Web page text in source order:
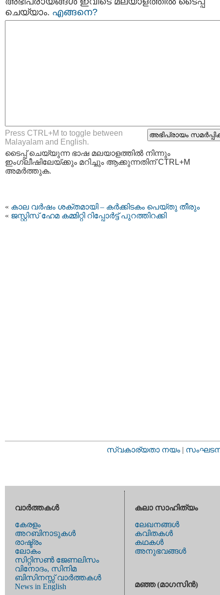
ചെയ്യാം. എങ്ങനെ?
Press CTRL+M to toggle between
Malayalam and English.
ടൈപ്പ്‌ ചെയ്യുന്ന ഭാഷ മലയാളത്തില്‍ നിന്നും
ഇംഗ്ലീഷിലേയ്ക്കും മറിച്ചും ആക്കുന്നതിന് CTRL+M
അമര്‍ത്തുക.
« കാല വര്‍ഷം ശക്തമായി – കർക്കിടകം പെയ്തു തീരും
« ജസ്റ്റിസ് ഹേമ കമ്മിറ്റി റിപ്പോർട്ട്‌ പുറത്തിറക്കി
സ്വകാര്യതാ നയം |
വാര്‍ത്തകള്‍
കേരളം
അറബിനാടുകള്‍
രാഷ്ട്രം
ലോകം
സിറ്റിസണ്‍ ജേണലിസം
വിനോദം, സിനിമ
ബിസിനസ്സ് വാര്‍ത്തകള്‍
News in English
കലാ സാഹിത്യം
ലേഖനങ്ങള്‍
കവിതകള്‍
കഥകള്‍
അനുഭവങ്ങള്‍
മഞ്ഞ (മാഗസിന്‍)